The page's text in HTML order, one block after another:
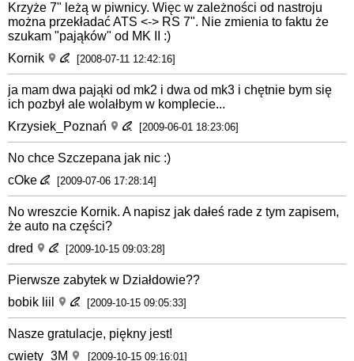
Krzyże 7" leżą w piwnicy. Więc w zależności od nastroju
można przekładać ATS <-> RS 7". Nie zmienia to faktu że
szukam "pająków" od MK II :)
Kornik
[2008-07-11 12:42:16]
ja mam dwa pająki od mk2 i dwa od mk3 i chętnie bym się
ich pozbył ale wolałbym w komplecie...
Krzysiek_Poznań
[2009-06-01 18:23:06]
No chce Szczepana jak nic :)
cOke
[2009-07-06 17:28:14]
No wreszcie Kornik. A napisz jak dałeś rade z tym zapisem,
że auto na części?
dred
[2009-10-15 09:03:28]
Pierwsze zabytek w Działdowie??
bobik liil
[2009-10-15 09:05:33]
Nasze gratulacje, piękny jest!
cwiety_3M
[2009-10-15 09:16:01]